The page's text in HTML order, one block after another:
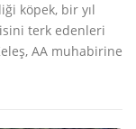
köpek, bir yıl
terk edenleri
AA muhabirine